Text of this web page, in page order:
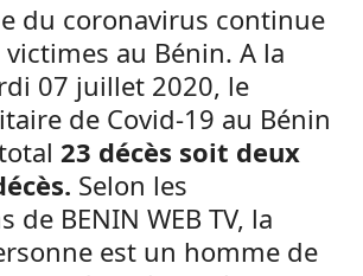
du coronavirus continue
au Bénin. A la
07 juillet 2020, le
de Covid-19 au Bénin
23 décès soit deux
Selon les
BENIN WEB TV, la
est un homme de